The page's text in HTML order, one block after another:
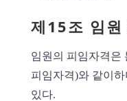
제15조 임원
임원의 피임자격은
피임자격)와 같이
있다.